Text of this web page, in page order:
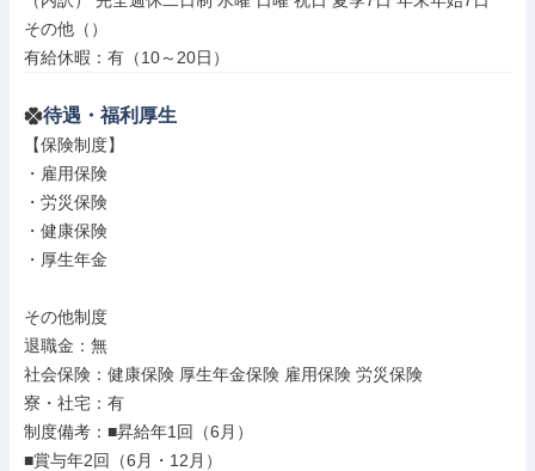
その他（）
有給休暇：有（10～20日）
待遇・福利厚生
【保険制度】
・雇用保険
・労災保険
・健康保険
・厚生年金
その他制度
退職金：無
社会保険：健康保険 厚生年金保険 雇用保険 労災保険
寮・社宅：有
制度備考：■昇給年1回（6月）
■賞与年2回（6月・12月）